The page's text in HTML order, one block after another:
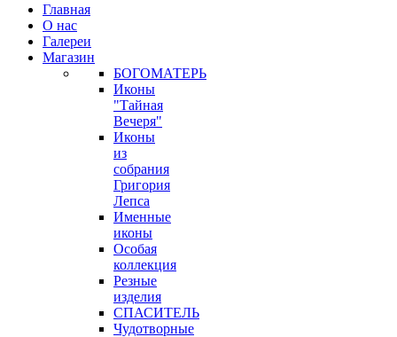
Главная
О нас
Галереи
Магазин
БОГОМАТЕРЬ
Иконы
"Тайная
Вечеря"
Иконы
из
собрания
Григория
Лепса
Именные
иконы
Особая
коллекция
Резные
изделия
СПАСИТЕЛЬ
Чудотворные